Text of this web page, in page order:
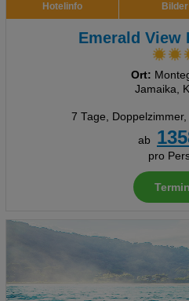
Hotelinfo Bilder
Emerald View
Ort:
Jamaika,
7 Tage,
ab
pro